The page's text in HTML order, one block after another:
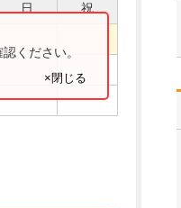
日 祝
ください。
×閉じる